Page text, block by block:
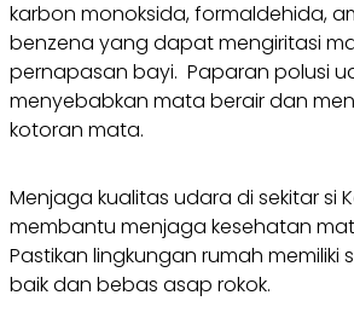
karbon monoksida, formaldehida,
benzena yang dapat mengiritasi
pernapasan bayi. Paparan polusi
menyebabkan mata berair dan
kotoran mata.
Menjaga kualitas udara di sekitar si
membantu menjaga kesehatan
Pastikan lingkungan rumah memiliki
baik dan bebas asap rokok.